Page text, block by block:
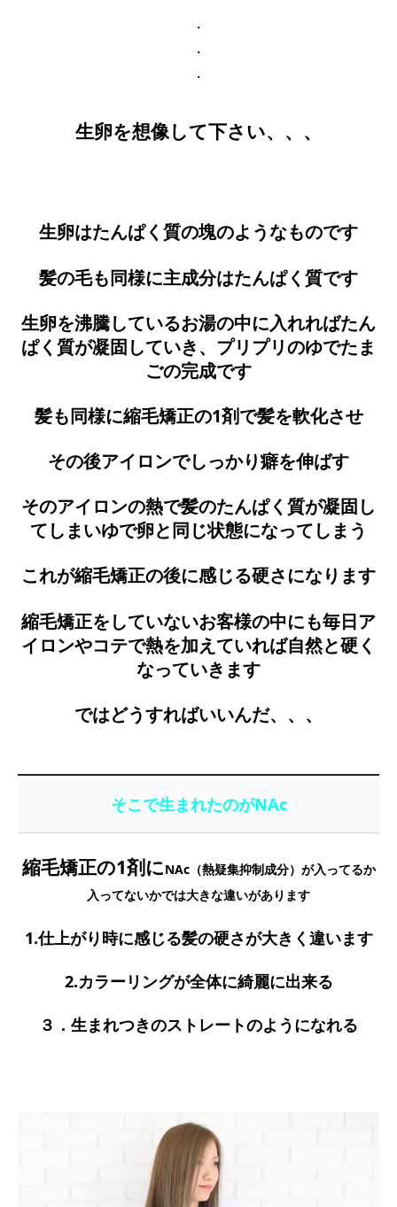
・
・
・
生卵を想像して下さい、、、
生卵はたんぱく質の塊のようなものです
髪の毛も同様に主成分はたんぱく質です
生卵を沸騰しているお湯の中に入れればたん
ぱく質が凝固していき、プリプリのゆでたま
ごの完成です
髪も同様に縮毛矯正の1剤で髪を軟化させ
その後アイロンでしっかり癖を伸ばす
そのアイロンの熱で髪のたんぱく質が凝固し
てしまいゆで卵と同じ状態になってしまう
これが縮毛矯正の後に感じる硬さになります
縮毛矯正をしていないお客様の中にも毎日ア
イロンやコテで熱を加えていれば自然と硬く
なっていきます
ではどうすればいいんだ、、、
そこで生まれたのがNAc
縮毛矯正の1剤にNAc（熱疑集抑制成分）が入ってるか
入ってないかでは大きな違いがあります
1.仕上がり時に感じる髪の硬さが大きく違います
2.カラーリングが全体に綺麗に出来る
３．生まれつきのストレートのようになれる